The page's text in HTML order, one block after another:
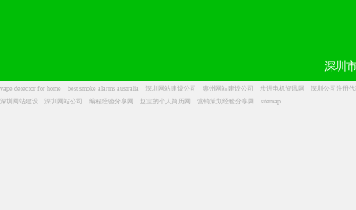
深圳
vape detector for home best smoke alarms australia 深圳网站建设公司 惠州网站建设公司 步进电机资讯网
深圳公司注册
深圳网站建设
深圳网站公司 编程经验分享网 赵宝的个人简历网 营销策划经验分享网 sitemap